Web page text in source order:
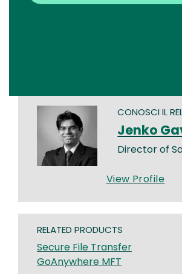
CONOSCI IL
Jenko
Director of
View Profile
RELATED PRODUCTS
Secure File Transfer
GoAnywhere MFT